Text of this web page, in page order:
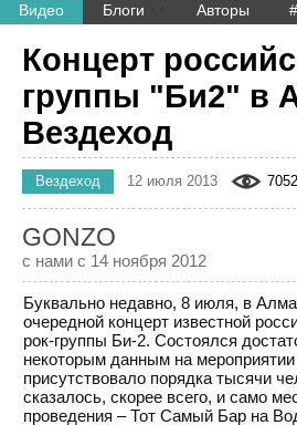
Видео Блоги Авторы
Концерт
группы "Би2" в
Вездеход
Вездеход 12 июля 2013 7052
GONZO
с нами с 14 ноября 2012
Буквально недавно, 8 июля, в
очередной концерт известной
рок-группы Би-2. Состоялся
некоторым данным на мероприятии
присутствовало порядка тысячи
сказалось, скорее всего, и само
проведения – Тот Самый Бар на